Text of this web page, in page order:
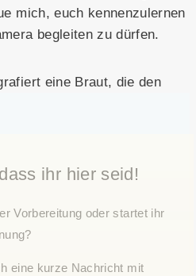
mich, euch kennenzulernen
begleiten zu dürfen.
ihr hier seid!
Vorbereitung oder startet ihr
eine kurze Nachricht mit